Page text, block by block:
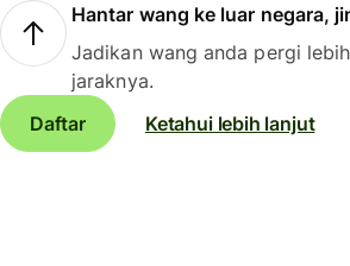
Hantar wang ke luar negara,
Jadikan wang anda pergi
jaraknya.
Daftar
Ketahui lebih lanjut